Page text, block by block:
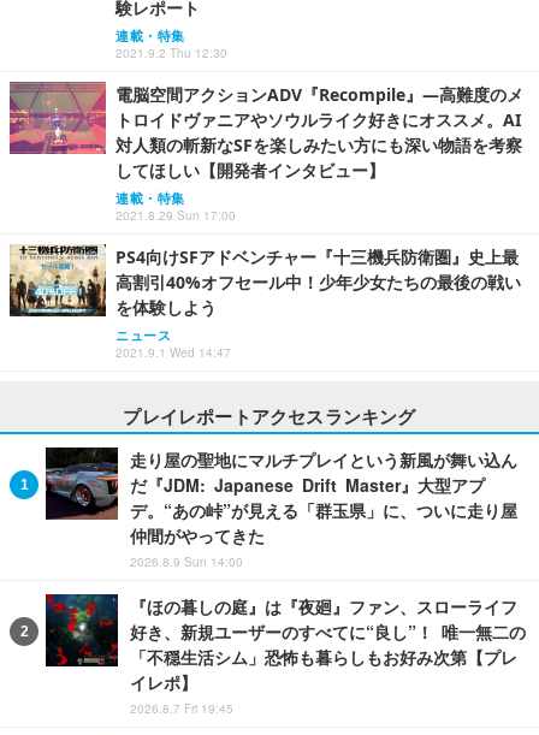
験レポート
連載・特集
2021.9.2 Thu 12:30
電脳空間アクションADV『Recompile』―高難度のメ
トロイドヴァニアやソウルライク好きにオススメ。AI
対人類の斬新なSFを楽しみたい方にも深い物語を考察
してほしい【開発者インタビュー】
連載・特集
2021.8.29 Sun 17:00
PS4向けSFアドベンチャー『十三機兵防衛圏』史上最
高割引40%オフセール中！少年少女たちの最後の戦い
を体験しよう
ニュース
2021.9.1 Wed 14:47
プレイレポートアクセスランキング
走り屋の聖地にマルチプレイという新風が舞い込ん
だ『JDM: Japanese Drift Master』大型アプ
デ。“あの峠”が見える「群玉県」に、ついに走り屋
仲間がやってきた
2026.8.9 Sun 14:00
『ほの暮しの庭』は『夜廻』ファン、スローライフ
好き、新規ユーザーのすべてに“良し”！ 唯一無二の
「不穏生活シム」恐怖も暮らしもお好み次第【プレ
イレポ】
2026.8.7 Fri 19:45